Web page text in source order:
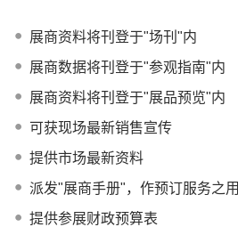
展商资料将刊登于"场刊"内
展商数据将刊登于"参观指南"内
展商资料将刊登于"展品预览"内
可获现场最新销售宣传
提供市场最新资料
派发"展商手册"，作预订服务之用
提供参展财政预算表